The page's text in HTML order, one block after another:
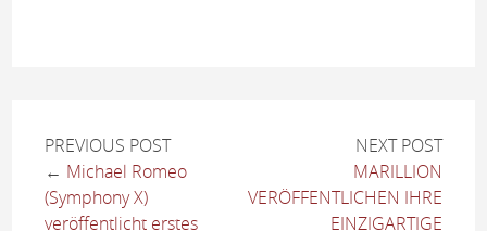
PREVIOUS POST
← Michael Romeo
(Symphony X)
veröffentlicht erstes
NEXT POST
MARILLION
VERÖFFENTLICHEN IHRE
EINZIGARTIGE